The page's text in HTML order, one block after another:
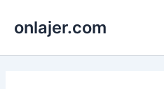
onlajer.com